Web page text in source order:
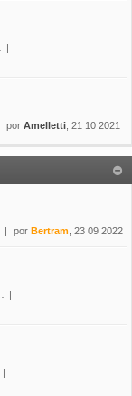
por Amelletti , 21 10 2021
por Bertram , 23 09 2022